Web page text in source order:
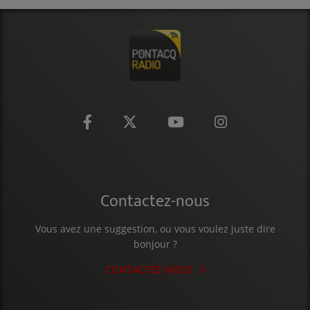
CONTACT
Contactez-nous
Vous avez une suggestion, ou vous voulez juste dire
bonjour ?
CONTACTEZ-NOUS